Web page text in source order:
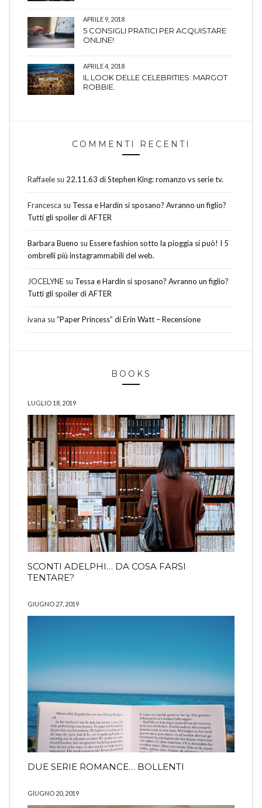
APRILE 9, 2018
5 CONSIGLI PRATICI PER ACQUISTARE
ONLINE!
APRILE 4, 2018
IL LOOK DELLE CELEBRITIES: MARGOT
ROBBIE.
COMMENTI RECENTI
Raffaele su 22.11.63 di Stephen King: romanzo vs serie tv.
Francesca su Tessa e Hardin si sposano? Avranno un figlio?
Tutti gli spoiler di AFTER
Barbara Bueno su Essere fashion sotto la pioggia si può! I 5
ombrelli più instagrammabili del web.
JOCELYNE su Tessa e Hardin si sposano? Avranno un figlio?
Tutti gli spoiler di AFTER
ivana su “Paper Princess” di Erin Watt – Recensione
BOOKS
LUGLIO 18, 2019
SCONTI ADELPHI… DA COSA FARSI
TENTARE?
GIUGNO 27, 2019
DUE SERIE ROMANCE… BOLLENTI
GIUGNO 20, 2019